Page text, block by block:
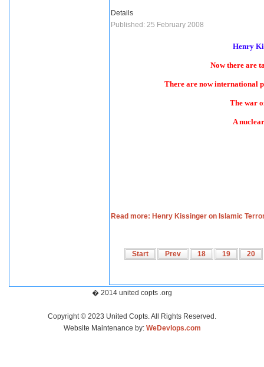
Details
Published: 25 February 2008
Henry
Now there are
There are now international
The war
A
Read more: Henry Kissinger on Islamic
Start Prev 18 19 20
� 2014 united copts .org
Copyright © 2023 United Copts. All Rights Reserved.
Website Maintenance by: WeDevlops.com